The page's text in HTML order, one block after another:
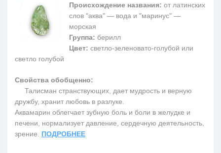
Происхождение названия: от латинских
слов "аква" — вода и "маринус" —
морская
Группа: берилл
Цвет: светло-зеленовато-голубой или
светло голубой
Свойства обобщенно:
Талисман странствующих, дает мудрость и верную
дружбу, хранит любовь в разлуке.
Аквамарин облегчает зубную боль и боли в желудке и
печени, нормализует давление, сердечную деятельность,
зрение. ПОДРОБНЕЕ